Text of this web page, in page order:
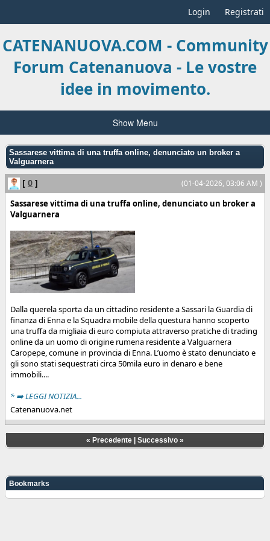
Login Registrati
CATENANUOVA.COM - Community
Forum Catenanuova - Le vostre
idee in movimento.
Show Menu
Sassarese vittima di una truffa online, denunciato un broker a
Valguarnera
(01-04-2026, 03:06 AM )
[ 0 ]
Sassarese vittima di una truffa online, denunciato un broker a
Valguarnera
Dalla querela sporta da un cittadino residente a Sassari la Guardia di
finanza di Enna e la Squadra mobile della questura hanno scoperto
una truffa da migliaia di euro compiuta attraverso pratiche di trading
online da un uomo di origine rumena residente a Valguarnera
Caropepe, comune in provincia di Enna. L’uomo è stato denunciato e
gli sono stati sequestrati circa 50mila euro in denaro e bene
immobili....
* ➡️ LEGGI NOTIZIA...
Catenanuova.net
« Precedente Successivo »
Bookmarks